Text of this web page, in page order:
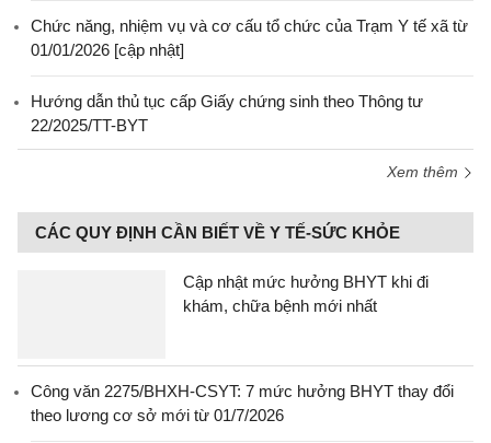
Chức năng, nhiệm vụ và cơ cấu tổ chức của Trạm Y tế xã từ
01/01/2026 [cập nhật]
Hướng dẫn thủ tục cấp Giấy chứng sinh theo Thông tư
22/2025/TT-BYT
Xem thêm
CÁC QUY ĐỊNH CẦN BIẾT VỀ Y TẾ-SỨC KHỎE
Cập nhật mức hưởng BHYT khi đi
khám, chữa bệnh mới nhất
Công văn 2275/BHXH-CSYT: 7 mức hưởng BHYT thay đổi
theo lương cơ sở mới từ 01/7/2026